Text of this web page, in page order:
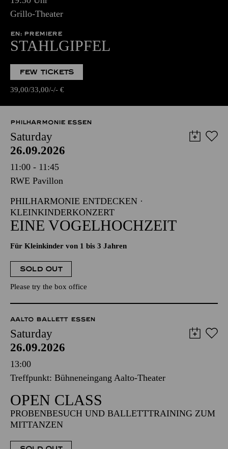
Grillo-Theater
EN: PREMIERE
STAHLGIPFEL
FEW TICKETS
39,00 33,00 - - €
PHILHARMONIE ESSEN
Saturday
26.09.2026
11:00 - 11:45
RWE Pavillon
PHILHARMONIE ENTDECKEN ·
KLEINKINDERKONZERT
EINE VOGELHOCHZEIT
Für Kleinkinder von 1 bis 3 Jahren
SOLD OUT
Please try the box office
AALTO BALLETT ESSEN
Saturday
26.09.2026
13:00
Treffpunkt: Bühneneingang Aalto-Theater
OPEN CLASS
PROBENBESUCH UND BALLETTTRAINING ZUM
MITTANZEN